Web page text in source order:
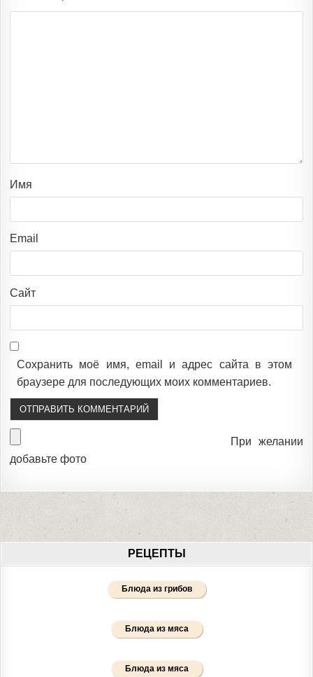
Имя
Email
Сайт
Сохранить моё имя, email и адрес сайта в этом
браузере для последующих моих комментариев.
При желании
добавьте фото
РЕЦЕПТЫ
Блюда из грибов
Блюда из мяса
Блюда из мяса